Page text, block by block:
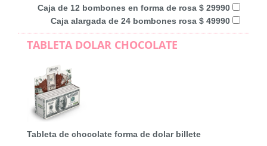
Caja de 12 bombones en forma de rosa $ 29990
Caja alargada de 24 bombones rosa $ 49990
TABLETA DOLAR CHOCOLATE
Tableta de chocolate forma de dolar billete